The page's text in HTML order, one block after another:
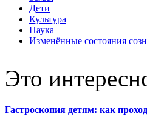
Дети
Культура
Наука
Изменённые состояния
Это
Гастроскопия детям: как